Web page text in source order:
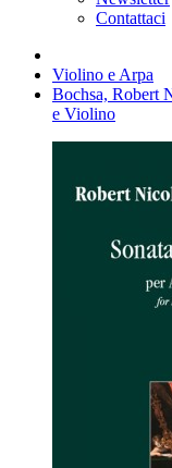
Contattaci
Violino e Arpa
Bochsa, Robert
e Violino